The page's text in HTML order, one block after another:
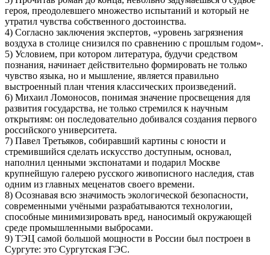
героя, преодолевшего множество испытаний и который не
утратил чувства собственного достоинства.
4) Согласно заключения экспертов, «уровень загрязнения
воздуха в столице снизился по сравнению с прошлым годом».
5) Условием, при котором литература, будучи средством
познания, начинает действительно формировать не только
чувство языка, но и мышление, является правильно
выстроенный план чтения классических произведений.
6) Михаил Ломоносов, понимая значение просвещения для
развития государства, не только стремился к научным
открытиям: он последовательно добивался создания первого
российского университета.
7) Павел Третьяков, собиравший картины с юности и
стремившийся сделать искусство доступным, основал,
наполнил ценными экспонатами и подарил Москве
крупнейшую галерею русского живописного наследия, став
одним из главных меценатов своего времени.
8) Осознавая всю значимость экологической безопасности,
современными учёными разрабатываются технологии,
способные минимизировать вред, наносимый окружающей
среде промышленными выбросами.
9) ТЭЦ самой большой мощности в России был построен в
Сургуте: это Сургутская ГЭС.